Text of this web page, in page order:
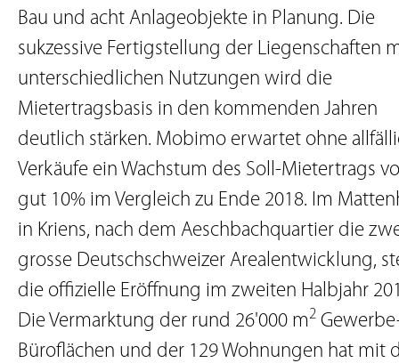
Bau und acht Anlageobjekte in Planung. Die
sukzessive Fertigstellung der Liegenschaften
unterschiedlichen Nutzungen wird die
Mietertragsbasis in den kommenden Jahren
deutlich stärken. Mobimo erwartet ohne
Verkäufe ein Wachstum des Soll-Mietertrags
gut 10% im Vergleich zu Ende 2018. Im
in Kriens, nach dem Aeschbachquartier die
grosse Deutschschweizer Arealentwicklung,
die offizielle Eröffnung im zweiten Halbjahr
Die Vermarktung der rund 26'000 m2
Büroflächen und der 129 Wohnungen hat mit